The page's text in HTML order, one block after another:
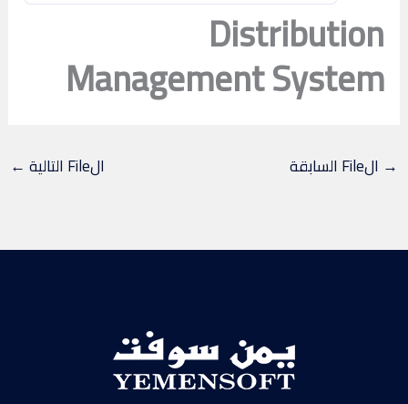
Distribution
Management System
→ الFile السابقة الFile التالية ←